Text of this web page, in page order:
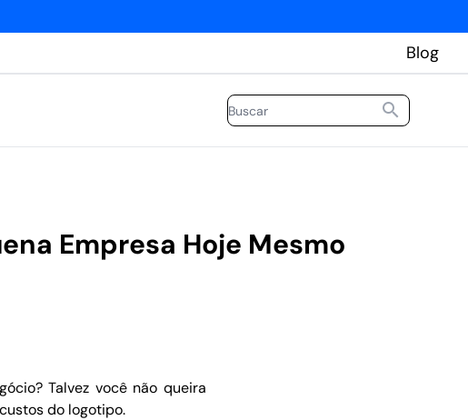
Blog
Empresa Hoje Mesmo
Talvez você não queira
do logotipo.